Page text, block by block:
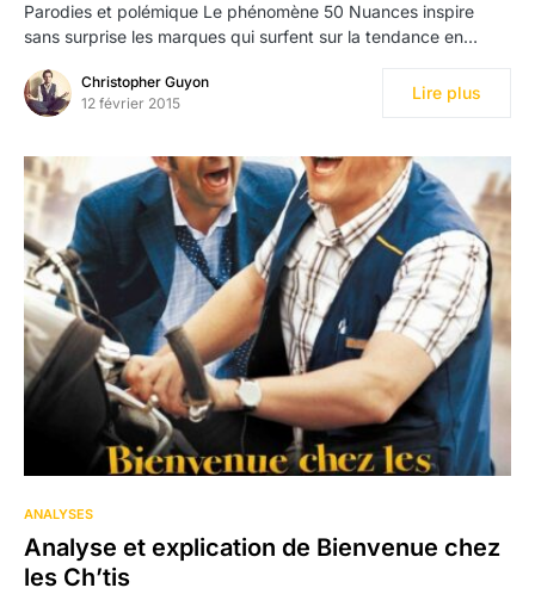
Parodies et polémique Le phénomène 50 Nuances inspire
sans surprise les marques qui surfent sur la tendance en…
Christopher Guyon
12 février 2015
Lire plus
ANALYSES
Analyse et explication de Bienvenue chez
les Ch’tis